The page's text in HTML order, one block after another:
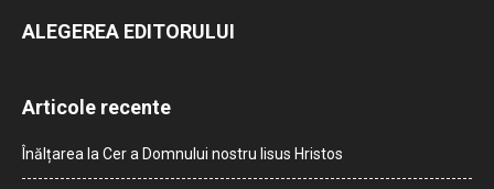
ALEGEREA EDITORULUI
Articole recente
Înălțarea la Cer a Domnului nostru Iisus Hristos